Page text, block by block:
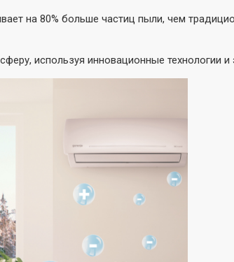
на 80% больше частиц пыли, чем
используя инновационные технологии